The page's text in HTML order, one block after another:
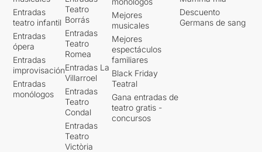
Entradas
teatro infantil
Entradas
ópera
Entradas
improvisación
Entradas
monólogos
Teatro
Borrás
Entradas
Teatro
Romea
Entradas La
Villarroel
Entradas
Teatro
Condal
Entradas
Teatro
Victòria
Mejores
musicales
Mejores
espectáculos
familiares
Black Friday
Teatral
Gana entradas de
teatro gratis -
concursos
Descuento
Germans de sang